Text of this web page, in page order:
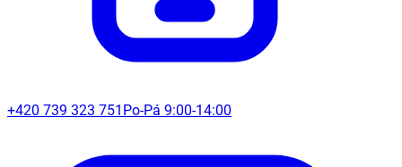
+420 739 323 751 Po-Pá 9:00-14:00